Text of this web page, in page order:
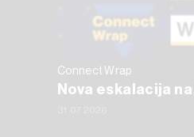
Connect Wrap
Nova eskalacija